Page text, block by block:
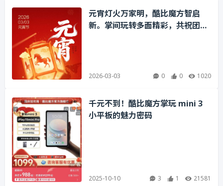
元宵灯火万家明，酷比魔方智启
新。掌间玩转多面精彩，共祝团圆
2026-03-03 0 0 1020
千元不到！酷比魔方掌玩 mini 3
小平板的魅力密码
2025-10-10 3 1 21581